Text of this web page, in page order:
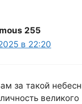
255
в 22:20
за такой
великого